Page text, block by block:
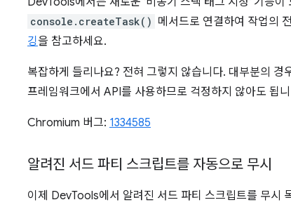
console.createTask() 메서드로 연결하여 작업의
깅을 참고하세요.
복잡하게 들리나요? 전혀 그렇지 않습니다. 대부분의
프레임워크에서 API를 사용하므로 걱정하지 않아도 됩
Chromium 버그: 1334585
알려진 서드 파티 스크립트를 자동으로 무시
이제 DevTools에서 알려진 서드 파티 스크립트를 무시